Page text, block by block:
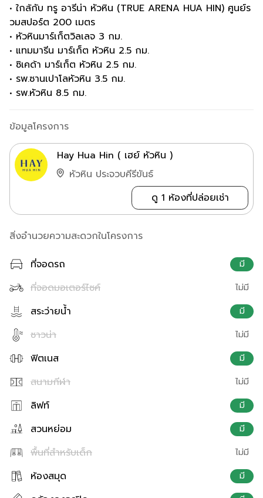
• ใกล้กับ ทรู อารีน่า หัวหิน (TRUE ARENA HUA HIN) ศูนย์ร
วมสปอร์ต 200 เมตร
• หัวหินมาร์เก็ตวิลเลจ 3 กม.
• แทมมารีน มาร์เก็ต หัวหิน 2.5 กม.
• ซิเคด้า มาร์เก็ต หัวหิน 2.5 กม.
• รพ.ซานเปาโลหัวหิน 3.5 กม.
• รพ.หัวหิน 8.5 กม.
ข้อมูลโครงการ
Hay Hua Hin ( เฮย์ หัวหิน )
หัวหิน ประจวบคีรีขันธ์
ดู 1 ห้องที่ปล่อยเช่า
สิ่งอำนวยความสะดวกในโครงการ
ที่จอดรถ
มี
ที่จอดมอเตอร์ไซค์ ไม่มี
สระว่ายน้ำ มี
ซาวน่า ไม่มี
ฟิตเนส มี
สนามกีฬา ไม่มี
ลิฟท์ มี
สวนหย่อม มี
พื้นที่สำหรับเด็ก ไม่มี
ห้องสมุด มี